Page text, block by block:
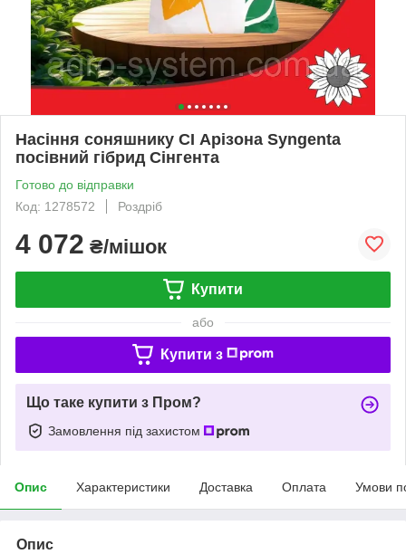
Насіння соняшнику СІ Арізона Syngenta
посівний гібрид Сінгента
Готово до відправки
Код: 1278572
Роздріб
4 072 ₴/мішок
Купити
або
Купити з
Що таке купити з Пром?
Замовлення під захистом
Опис Характеристики Доставка Оплата Умови
Опис